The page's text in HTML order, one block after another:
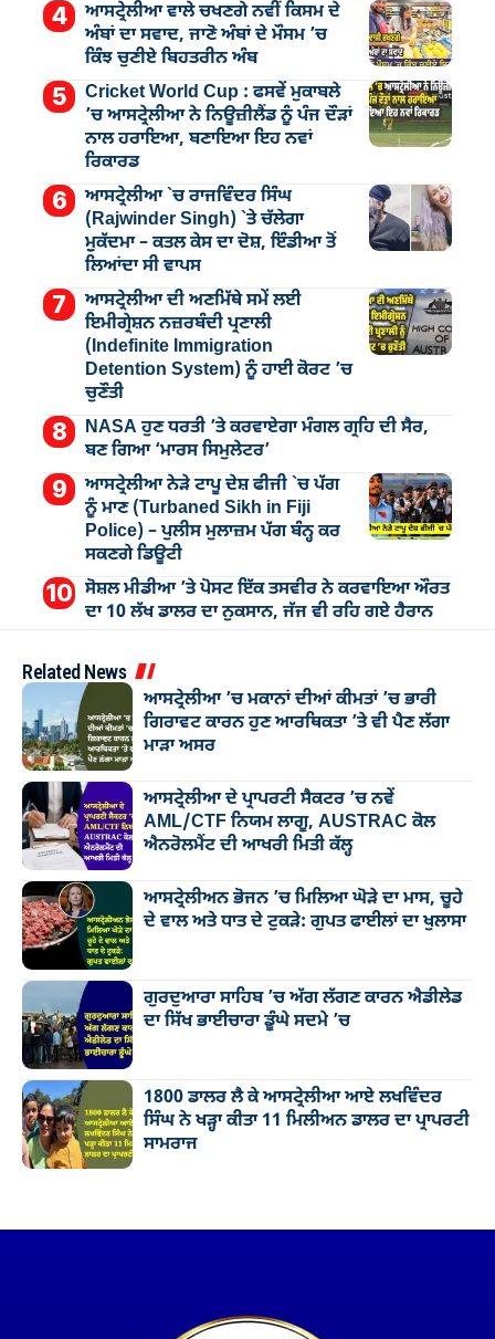
ਆਸਟ੍ਰੇਲੀਆ ਵਾਲੇ ਚਖਣਗੇ ਨਵੀਂ ਕਿਸਮ ਦੇ
ਅੰਬਾਂ ਦਾ ਸਵਾਦ, ਜਾਣੋ ਅੰਬਾਂ ਦੇ ਮੌਸਮ ’ਚ
ਕਿੰਝ ਚੁਣੀਏ ਬਿਹਤਰੀਨ ਅੰਬ
Cricket World Cup : ਫਸਵੇਂ ਮੁਕਾਬਲੇ
’ਚ ਆਸਟ੍ਰੇਲੀਆ ਨੇ ਨਿਊਜ਼ੀਲੈਂਡ ਨੂੰ ਪੰਜ ਦੌੜਾਂ
ਨਾਲ ਹਰਾਇਆ, ਬਣਾਇਆ ਇਹ ਨਵਾਂ
ਰਿਕਾਰਡ
ਆਸਟ੍ਰੇਲੀਆ `ਚ ਰਾਜਵਿੰਦਰ ਸਿੰਘ
(Rajwinder Singh) `ਤੇ ਚੱਲੇਗਾ
ਮੁੁਕੱਦਮਾ – ਕਤਲ ਕੇਸ ਦਾ ਦੋਸ਼, ਇੰਡੀਆ ਤੋਂ
ਲਿਆਂਦਾ ਸੀ ਵਾਪਸ
ਆਸਟ੍ਰੇਲੀਆ ਦੀ ਅਣਮਿੱਥੇ ਸਮੇਂ ਲਈ
ਇਮੀਗ੍ਰੇਸ਼ਨ ਨਜ਼ਰਬੰਦੀ ਪ੍ਰਣਾਲੀ
(Indefinite Immigration
Detention System) ਨੂੰ ਹਾਈ ਕੋਰਟ ’ਚ
ਚੁਣੌਤੀ
NASA ਹੁਣ ਧਰਤੀ ’ਤੇ ਕਰਵਾਏਗਾ ਮੰਗਲ ਗ੍ਰਹਿ ਦੀ ਸੈਰ,
ਬਣ ਗਿਆ ‘ਮਾਰਸ ਸਿਮੁਲੇਟਰ’
ਆਸਟ੍ਰੇਲੀਆ ਨੇੜੇ ਟਾਪੂ ਦੇਸ਼ ਫੀਜੀ `ਚ ਪੱਗ
ਨੂੰ ਮਾਣ (Turbaned Sikh in Fiji
Police) – ਪੁਲੀਸ ਮੁਲਾਜ਼ਮ ਪੱਗ ਬੰਨ੍ਹ ਕਰ
ਸਕਣਗੇ ਡਿਊਟੀ
ਸੋਸ਼ਲ ਮੀਡੀਆ ’ਤੇ ਪੋਸਟ ਇੱਕ ਤਸਵੀਰ ਨੇ ਕਰਵਾਇਆ ਔਰਤ
ਦਾ 10 ਲੱਖ ਡਾਲਰ ਦਾ ਨੁਕਸਾਨ, ਜੱਜ ਵੀ ਰਹਿ ਗਏ ਹੈਰਾਨ
Related News
ਆਸਟ੍ਰੇਲੀਆ ’ਚ ਮਕਾਨਾਂ ਦੀਆਂ ਕੀਮਤਾਂ ’ਚ ਭਾਰੀ
ਗਿਰਾਵਟ ਕਾਰਨ ਹੁਣ ਆਰਥਿਕਤਾ ’ਤੇ ਵੀ ਪੈਣ ਲੱਗਾ
ਮਾੜਾ ਅਸਰ
ਆਸਟ੍ਰੇਲੀਆ ਦੇ ਪ੍ਰਾਪਰਟੀ ਸੈਕਟਰ ’ਚ ਨਵੇਂ
AML/CTF ਨਿਯਮ ਲਾਗੂ, AUSTRAC ਕੋਲ
ਐਨਰੋਲਮੈਂਟ ਦੀ ਆਖਰੀ ਮਿਤੀ ਕੱਲ੍ਹ
ਆਸਟ੍ਰੇਲੀਅਨ ਭੋਜਨ ’ਚ ਮਿਲਿਆ ਘੋੜੇ ਦਾ ਮਾਸ, ਚੂਹੇ
ਦੇ ਵਾਲ ਅਤੇ ਧਾਤ ਦੇ ਟੁਕੜੇ: ਗੁਪਤ ਫਾਈਲਾਂ ਦਾ ਖੁਲਾਸਾ
ਗੁਰਦੁਆਰਾ ਸਾਹਿਬ ’ਚ ਅੱਗ ਲੱਗਣ ਕਾਰਨ ਐਡੀਲੇਡ
ਦਾ ਸਿੱਖ ਭਾਈਚਾਰਾ ਡੂੰਘੇ ਸਦਮੇ ’ਚ
1800 ਡਾਲਰ ਲੈ ਕੇ ਆਸਟ੍ਰੇਲੀਆ ਆਏ ਲਖਵਿੰਦਰ
ਸਿੰਘ ਨੇ ਖੜ੍ਹਾ ਕੀਤਾ 11 ਮਿਲੀਅਨ ਡਾਲਰ ਦਾ ਪ੍ਰਾਪਰਟੀ
ਸਾਮਰਾਜ